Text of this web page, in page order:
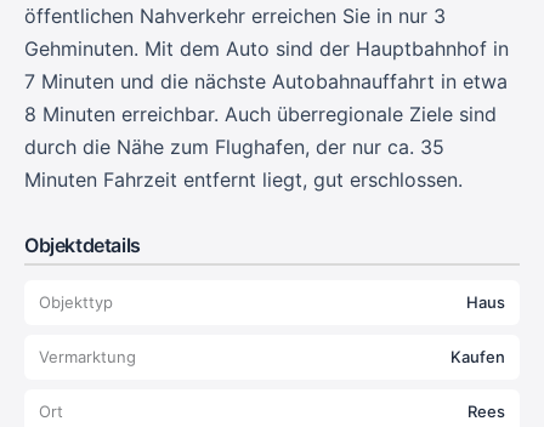
öffentlichen Nahverkehr erreichen Sie in nur 3
Gehminuten. Mit dem Auto sind der Hauptbahnhof in
7 Minuten und die nächste Autobahnauffahrt in etwa
8 Minuten erreichbar. Auch überregionale Ziele sind
durch die Nähe zum Flughafen, der nur ca. 35
Minuten Fahrzeit entfernt liegt, gut erschlossen.
Objektdetails
Objekttyp Haus
Vermarktung Kaufen
Ort Rees